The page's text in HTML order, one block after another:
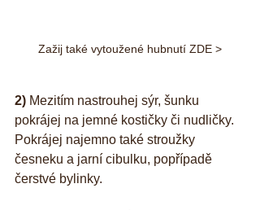
Zažij také vytoužené hubnutí ZDE >
2) Mezitím nastrouhej sýr, šunku
pokrájej na jemné kostičky či nudličky.
Pokrájej najemno také stroužky
česneku a jarní cibulku, popřípadě
čerstvé bylinky.